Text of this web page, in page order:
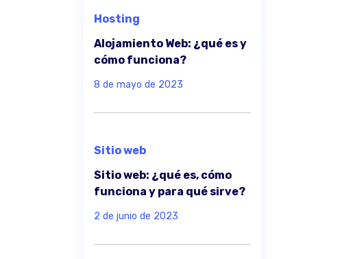
Hosting
Alojamiento Web: ¿qué es y
cómo funciona?
8 de mayo de 2023
Sitio web
Sitio web: ¿qué es, cómo
funciona y para qué sirve?
2 de junio de 2023